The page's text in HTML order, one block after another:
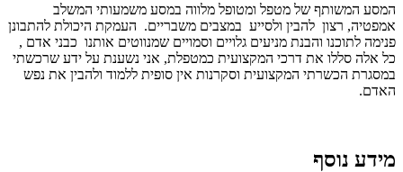
המסע המשותף של מטפל ומטופל מלווה במסע משמעותי המשלב
אמפטיה, רצון להבין ולסייע במצבים משבריים. העמקת היכולת להתבונן
פנימה לתוכנו והבנת מניעים גלויים וסמויים שמנווטים אותנו כבני אדם ,
כל אלה סללו את דרכי המקצועית כמטפלת, אני נשענת על ידע שרכשתי
במסגרת הכשרתי המקצועית וסקרנות אין סופית ללמוד ולהבין את נפש
האדם.
מידע נוסף